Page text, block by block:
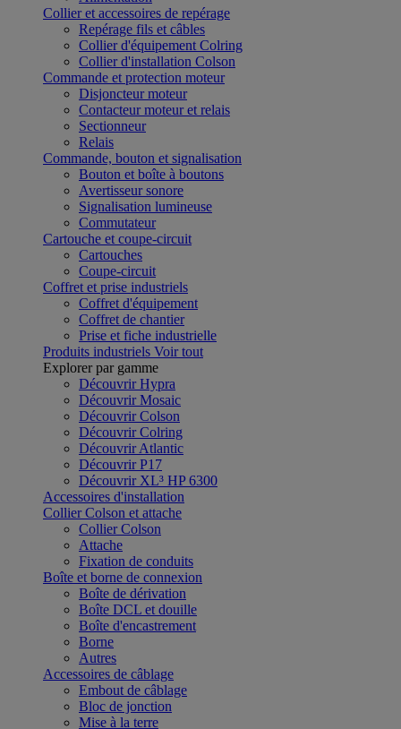
Collier et accessoires de repérage
Repérage fils et câbles
Collier d'équipement Colring
Collier d'installation Colson
Commande et protection moteur
Disjoncteur moteur
Contacteur moteur et relais
Sectionneur
Relais
Commande, bouton et signalisation
Bouton et boîte à boutons
Avertisseur sonore
Signalisation lumineuse
Commutateur
Cartouche et coupe-circuit
Cartouches
Coupe-circuit
Coffret et prise industriels
Coffret d'équipement
Coffret de chantier
Prise et fiche industrielle
Produits industriels Voir tout
Explorer par gamme
Découvrir Hypra
Découvrir Mosaic
Découvrir Colson
Découvrir Colring
Découvrir Atlantic
Découvrir P17
Découvrir XL³ HP 6300
Accessoires d'installation
Collier Colson et attache
Collier Colson
Attache
Fixation de conduits
Boîte et borne de connexion
Boîte de dérivation
Boîte DCL et douille
Boîte d'encastrement
Borne
Autres
Accessoires de câblage
Embout de câblage
Bloc de jonction
Mise à la terre